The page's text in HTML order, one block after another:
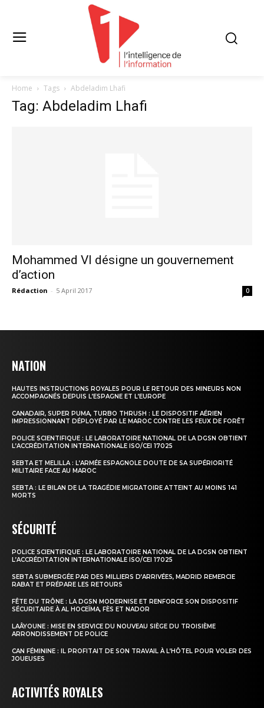
le1.ma
l'intelligence de
Home Tags Abdeladim Lhafi
Tag: Abdeladim Lhafi
Mohammed VI désigne un gouvernement
d’action
Rédaction - 5 April 2017 0
NATION
HAUTES INSTRUCTIONS ROYALES POUR LE RETOUR DES MINEURS NON
ACCOMPAGNÉS DEPUIS L’ESPAGNE ET L’EUROPE
CANADAIR, SUPER PUMA, TURBO THRUSH : LE DISPOSITIF AÉRIEN
IMPRESSIONNANT DÉPLOYÉ PAR LE MAROC CONTRE LES FEUX DE FORÊT
POLICE SCIENTIFIQUE : LE LABORATOIRE NATIONAL DE LA DGSN OBTIENT
L’ACCRÉDITATION INTERNATIONALE ISO/CEI 17025
SEBTA ET MELILLA : L’ARMÉE ESPAGNOLE DOUTE DE SA SUPÉRIORITÉ
MILITAIRE FACE AU MAROC
SEBTA : LE BILAN DE LA TRAGÉDIE MIGRATOIRE ATTEINT AU MOINS 141
MORTS
SÉCURITÉ
POLICE SCIENTIFIQUE : LE LABORATOIRE NATIONAL DE LA DGSN OBTIENT
L’ACCRÉDITATION INTERNATIONALE ISO/CEI 17025
SEBTA SUBMERGÉE PAR DES MILLIERS D’ARRIVÉES, MADRID REMERCIE
RABAT ET PRÉPARE LES RETOURS
FÊTE DU TRÔNE : LA DGSN MODERNISE ET RENFORCE SON DISPOSITIF
SÉCURITAIRE À AL HOCEÏMA, FÈS ET NADOR
LAÂYOUNE : MISE EN SERVICE DU NOUVEAU SIÈGE DU TROISIÈME
ARRONDISSEMENT DE POLICE
CAN FÉMININE : IL PROFITAIT DE SON TRAVAIL À L’HÔTEL POUR VOLER DES
JOUEUSES
ACTIVITÉS ROYALES